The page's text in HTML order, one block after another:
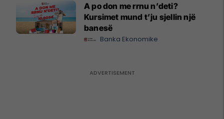
A po don me rrnu n’deti?
Kursimet mund t’ju sjellin një
banesë
Banka Ekonomike